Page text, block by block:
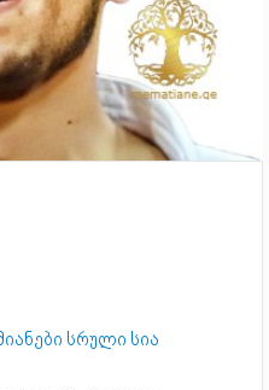
სრული სია